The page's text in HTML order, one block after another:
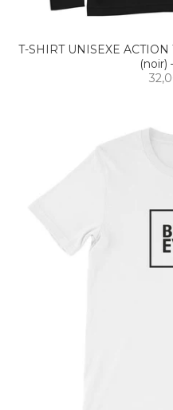
T-SHIRT UNISEXE
(noir)